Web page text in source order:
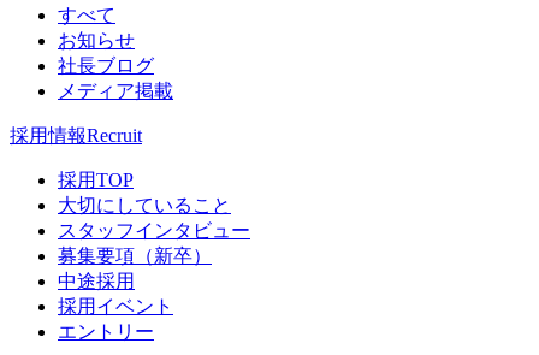
すべて
お知らせ
社長ブログ
メディア掲載
採用情報Recruit
採用TOP
大切にしていること
スタッフインタビュー
募集要項（新卒）
中途採用
採用イベント
エントリー